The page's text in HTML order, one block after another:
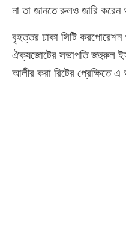
না তা জানতে রুলও জারি
বৃহত্তর ঢাকা সিটি করপোরেশন
ঐক্যজোটের সভাপতি জহুরুল
আলীর করা রিটের প্রেক্ষিতে